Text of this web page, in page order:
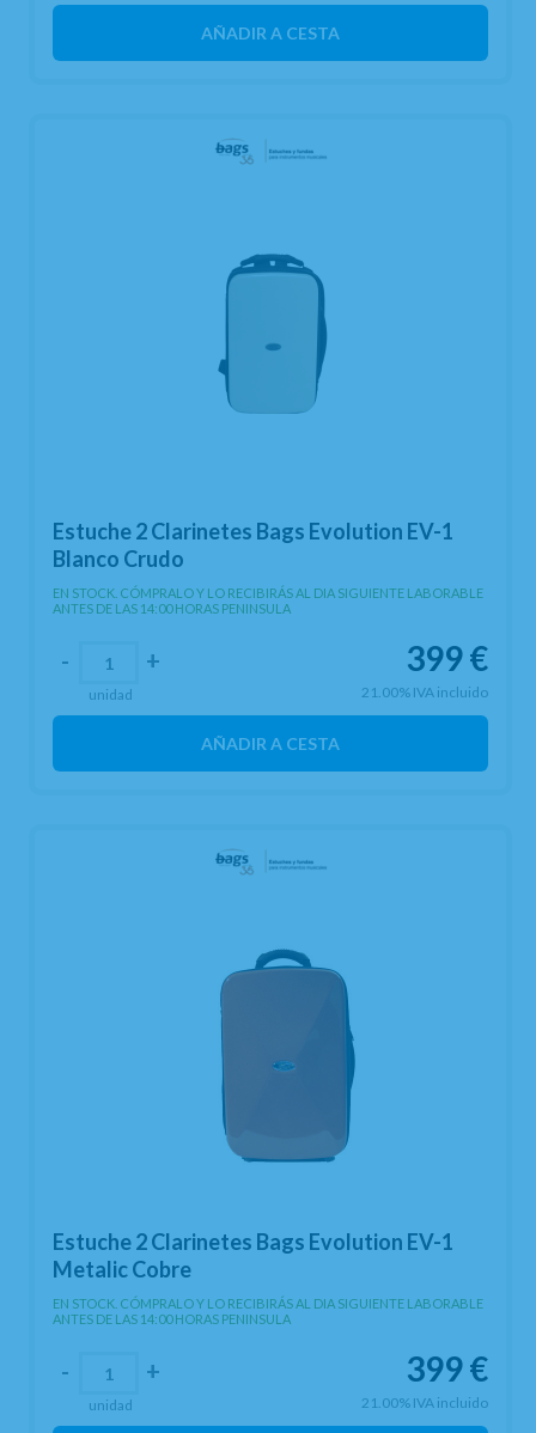
AÑADIR A CESTA
Estuche 2 Clarinetes Bags Evolution EV-1
Blanco Crudo
EN STOCK. CÓMPRALO Y LO RECIBIRÁS AL DIA SIGUIENTE LABORABLE
ANTES DE LAS 14:00 HORAS PENINSULA
399€
21.00% IVA incluido
- +
unidad
AÑADIR A CESTA
Estuche 2 Clarinetes Bags Evolution EV-1
Metalic Cobre
EN STOCK. CÓMPRALO Y LO RECIBIRÁS AL DIA SIGUIENTE LABORABLE
ANTES DE LAS 14:00 HORAS PENINSULA
399€
21.00% IVA incluido
- +
unidad